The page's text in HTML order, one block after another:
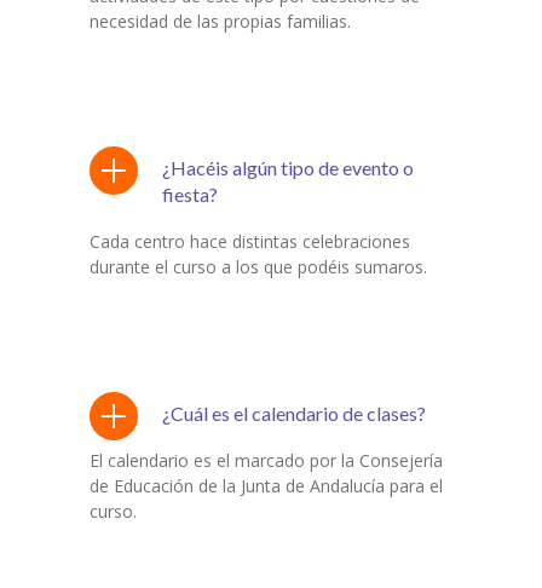
necesidad de las propias familias.
¿Hacéis algún tipo de evento o
fiesta?
Cada centro hace distintas celebraciones
durante el curso a los que podéis sumaros.
¿Cuál es el calendario de clases?
El calendario es el marcado por la Consejería
de Educación de la Junta de Andalucía para el
curso.